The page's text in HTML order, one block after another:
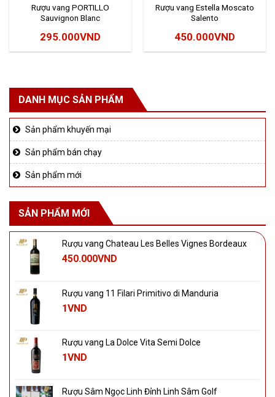
Rượu vang PORTILLO
Sauvignon Blanc
295.000VND
Rượu vang Estella Moscato
Salento
450.000VND
DANH MỤC SẢN PHẨM
Sản phẩm khuyến mại
Sản phẩm bán chạy
Sản phẩm mới
SẢN PHẨM MỚI
Rượu vang Chateau Les Belles Vignes Bordeaux
450.000VND
Rượu vang 11 Filari Primitivo di Manduria
1VND
Rượu vang La Dolce Vita Semi Dolce
1VND
Rượu Sâm Ngọc Linh Đỉnh Linh Sâm Golf